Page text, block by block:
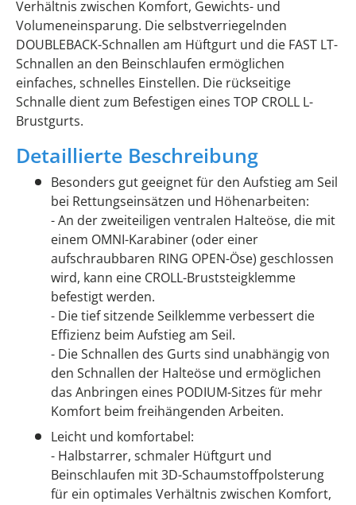
Verhältnis zwischen Komfort, Gewichts- und
Volumeneinsparung. Die selbstverriegelnden
DOUBLEBACK-Schnallen am Hüftgurt und die FAST LT-
Schnallen an den Beinschlaufen ermöglichen
einfaches, schnelles Einstellen. Die rückseitige
Schnalle dient zum Befestigen eines TOP CROLL L-
Brustgurts.
Detaillierte Beschreibung
Besonders gut geeignet für den Aufstieg am Seil
bei Rettungseinsätzen und Höhenarbeiten:
- An der zweiteiligen ventralen Halteöse, die mit
einem OMNI-Karabiner (oder einer
aufschraubbaren RING OPEN-Öse) geschlossen
wird, kann eine CROLL-Bruststeigklemme
befestigt werden.
- Die tief sitzende Seilklemme verbessert die
Effizienz beim Aufstieg am Seil.
- Die Schnallen des Gurts sind unabhängig von
den Schnallen der Halteöse und ermöglichen
das Anbringen eines PODIUM-Sitzes für mehr
Komfort beim freihängenden Arbeiten.
Leicht und komfortabel:
- Halbstarrer, schmaler Hüftgurt und
Beinschlaufen mit 3D-Schaumstoffpolsterung
für ein optimales Verhältnis zwischen Komfort,